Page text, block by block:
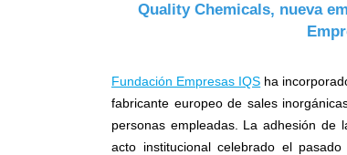
Quality Chemicals, nueva
Fundación Empresas IQS ha
fabricante europeo de sales
personas empleadas. La adhesión de
acto institucional celebrado el